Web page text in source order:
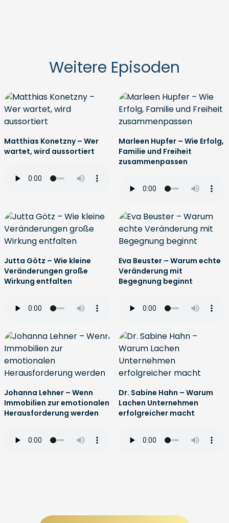
Weitere Episoden
Matthias Konetzny – Wer
wartet, wird aussortiert
Marleen Hupfer – Wie Erfolg,
Familie und Freiheit
zusammenpassen
Jutta Götz – Wie kleine
Veränderungen große
Wirkung entfalten
Eva Beuster – Warum echte
Veränderung mit
Begegnung beginnt
Johanna Lehner – Wenn
Immobilien zur emotionalen
Herausforderung werden
Dr. Sabine Hahn – Warum
Lachen Unternehmen
erfolgreicher macht